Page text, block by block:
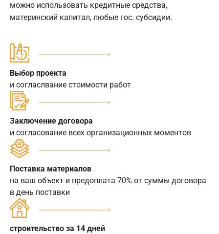
можно использовать кредитные средства,
материнский капитал, любые гос. субсидии.
Выбор проекта
и согласлвание стоимости работ
Заключение договора
и согласование всех организационных моментов
Поставка материалов
на ваш объект и предоплата 70% от суммы договора
в день поставки
строительство за 14 дней